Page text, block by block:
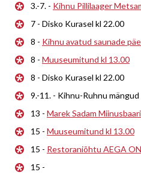
3.-7. - Kihnu Pillilaager
7 - Disko Kurasel kl 22.00
8 - Kihnu avatud saunade
8 - Muuseumitund kl 13.00
8 - Disko Kurasel kl 22.00
9.-11. - Kihnu-Ruhnu mängud
13 - Marek Sadam
15 - Muuseumitund kl 13.00
15 - Restoraniõhtu AEGA
15 -